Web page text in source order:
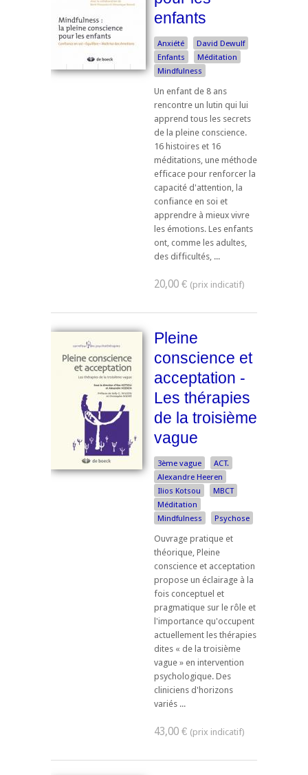
enfants
Anxiété
David Dewulf
Enfants
Méditation
Mindfulness
Un enfant de 8 ans
rencontre un lutin qui lui
apprend tous les secrets
de la pleine conscience.
16 histoires et 16
méditations, une méthode
efficace pour renforcer la
capacité d'attention, la
confiance en soi et
apprendre à mieux vivre
les émotions. Les enfants
ont, comme les adultes,
des difficultés, ...
20,00 €
Pleine
conscience et
acceptation -
Les thérapies
de la troisième
vague
3ème vague
ACT.
Alexandre Heeren
Ilios Kotsou
MBCT
Méditation
Mindfulness
Psychose
Ouvrage pratique et
théorique, Pleine
conscience et acceptation
propose un éclairage à la
fois conceptuel et
pragmatique sur le rôle et
l'importance qu'occupent
actuellement les thérapies
dites « de la troisième
vague » en intervention
psychologique. Des
cliniciens d'horizons
variés ...
43,00 €